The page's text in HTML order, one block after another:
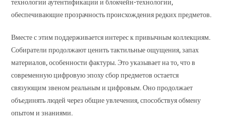
технологии аутентификации и блокчейн-технологии,
обеспечивающие прозрачность происхождения редких предметов.
Вместе с этим поддерживается интерес к привычным коллекциям.
Собиратели продолжают ценить тактильные ощущения, запах
материалов, особенности фактуры. Это указывает на то, что в
современную цифровую эпоху сбор предметов остается
связующим звеном реальным и цифровым. Оно продолжает
объединять людей через общие увлечения, способствуя обмену
опытом и знаниями.